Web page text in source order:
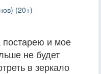
(20+)
постарею и мое
не будет
в зеркало